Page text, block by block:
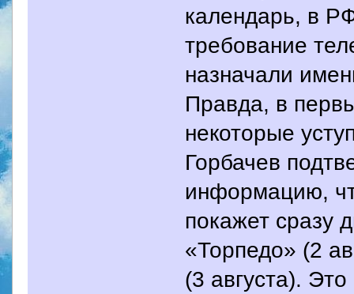
календарь, в
требование
назначали
Правда, в
некоторые
Горбачев
информацию,
покажет сразу
«Торпедо» (2
(3 августа).